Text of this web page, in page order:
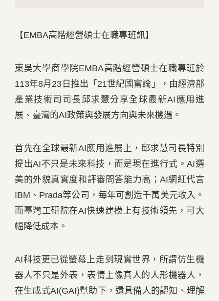
【EMBA高階經營碩士在職專班訊】
東吳大學商學院EMBA高階經營碩士在職專班於
113年8月23日推出「21世紀國富論」，由經濟部
產業技術司司長邱求慧分享全球最新AI應用進
展、臺灣的AI政策與發展方向與未來機遇。
首先在全球最新AI應用進展上，邱求慧司長特別
提出AI不只是未來科技，而是現在進行式。AI選
美的外貌真實度和評審問答能力高；AI網紅代言
IBM、Prada等公司，每年可創造千萬美元收入。
而臺灣工研院在AI快速建模上有技術領先，可大
幅降低成本。
AI科技更已從螢幕上走到現實世界，所謂仿生機
器人不只是外表，表情上像真人的人形機器人，
在生成式AI(GAI)幫助下，還具備人的認知、理解